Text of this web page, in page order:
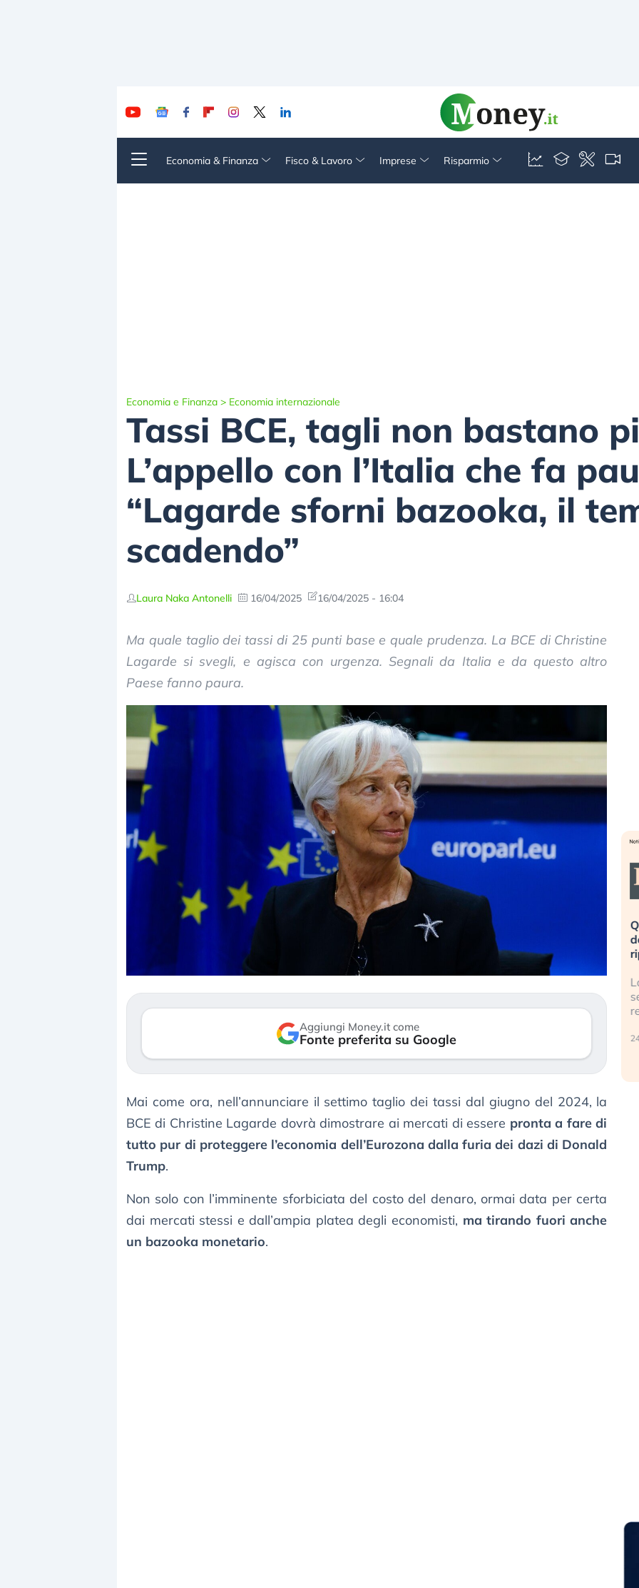
Economia & Finanza Fisco & Lavoro Imprese Risparmio
Economia e Finanza > Economia internazionale
Tassi BCE, tagli non bastano
L’appello con l’Italia che fa
“Lagarde sforni bazooka, il
scadendo”
Laura Naka Antonelli 16/04/2025 16/04/2025 - 16:04
Ma quale taglio dei tassi di 25 punti base e quale prudenza. La BCE di Christine
Lagarde si svegli, e agisca con urgenza. Segnali da Italia e da questo altro
Paese fanno paura.
Aggiungi Money.it come
Fonte preferita su Google
Mai come ora, nell’annunciare il settimo taglio dei tassi dal giugno del 2024, la
BCE di Christine Lagarde dovrà dimostrare ai mercati di essere pronta a fare di
tutto pur di proteggere l’economia dell’Eurozona dalla furia dei dazi di Donald
Trump.
Non solo con l’imminente sforbiciata del costo del denaro, ormai data per certa
dai mercati stessi e dall’ampia platea degli economisti, ma tirando fuori anche
un bazooka monetario.
Dalle valutazioni estreme alla
correzione. Cosa sta guidando il
repricing degli asset?
mostrando segni di stanchezza
verso le (…)
«La mia vita è rovinata». Investitori
in preda al panico dopo lo scoppio
Kospi, mentre gli investitori retail (…)
30 luglio 2026